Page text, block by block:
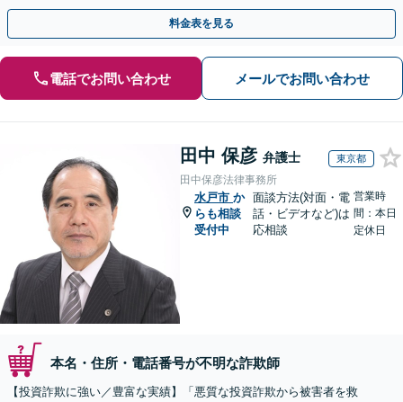
駅1分】※結婚詐欺・ロマンス詐欺に関するご相談はお断り
料金表を見る
電話でお問い合わせ メールでお問い合わせ
田中 保彦 弁護士 東京都
田中保彦法律事務所
水戸市 か
らも相談
受付中
面談方法(対面・電
話・ビデオなど)は
応相談
営業時
間：本日
定休日
本名・住所・電話番号が不明な詐欺師
【投資詐欺に強い／豊富な実績】「悪質な投資詐欺から被害者を救